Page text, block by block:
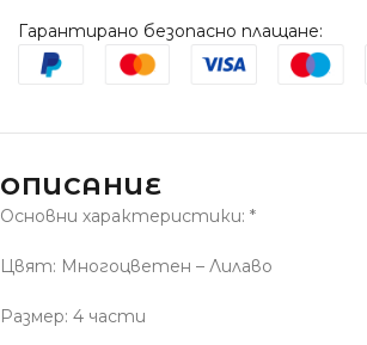
Гарантирано безопасно плащане:
ОПИСАНИЕ
Основни характеристики: *
Цвят: Многоцветен – Лилаво
Размер: 4 части